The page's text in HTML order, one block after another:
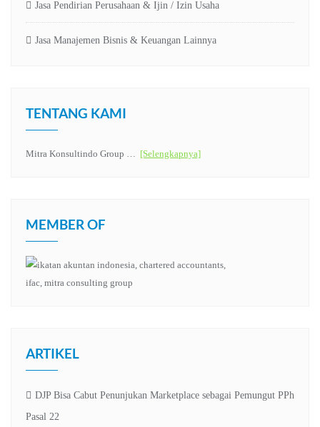
Jasa Pendirian Perusahaan & Ijin / Izin Usaha
Jasa Manajemen Bisnis & Keuangan Lainnya
TENTANG KAMI
Mitra Konsultindo Group … [Selengkapnya]
MEMBER OF
ARTIKEL
DJP Bisa Cabut Penunjukan Marketplace sebagai Pemungut PPh
Pasal 22